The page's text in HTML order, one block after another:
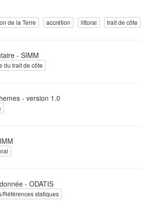
de la Terre accrétion littoral trait de côte
- SIMM
du trait de côte
- version 1.0
- ODATIS
Références statiques